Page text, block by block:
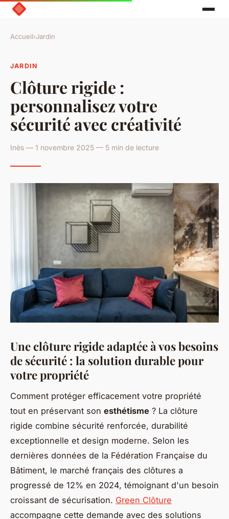
Accueil›Jardin
JARDIN
Clôture rigide :
personnalisez votre
sécurité avec créativité
Inès — 1 novembre 2025 — 5 min de lecture
Une clôture rigide adaptée à vos besoins
de sécurité : la solution durable pour
votre propriété
Comment protéger efficacement votre propriété
tout en préservant son esthétisme ? La clôture
rigide combine sécurité renforcée, durabilité
exceptionnelle et design moderne. Selon les
dernières données de la Fédération Française du
Bâtiment, le marché français des clôtures a
progressé de 12% en 2024, témoignant d'un besoin
croissant de sécurisation. Green Clôture
accompagne cette demande avec des solutions